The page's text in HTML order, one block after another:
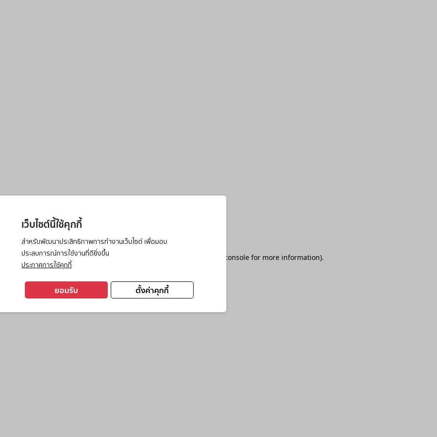
has occurred while loading browser console for more information).
เว็บไซต์นี้ใช้คุกกี้
สำหรับพัฒนาประสิทธิภาพการทำงานเว็บไซต์ เพื่อมอบ
ประสบการณ์การใช้งานที่ดียิ่งขึ้น
ประกาศการใช้คุกกี้
ตั้งค่าคุกกี้
ยอมรับ